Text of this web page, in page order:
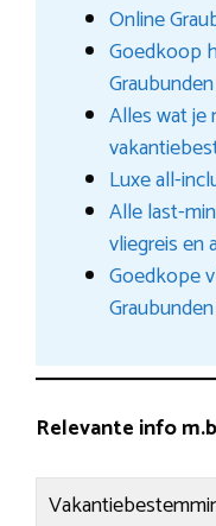
Online
Goedkoop
Alles wat je
Luxe all-
Alle last-
vliegreis en
Goedkope
Graubunden
Relevante info